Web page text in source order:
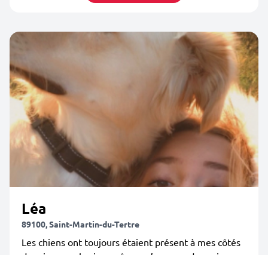
Léa
89100, Saint-Martin-du-Tertre
Les chiens ont toujours étaient présent à mes côtés